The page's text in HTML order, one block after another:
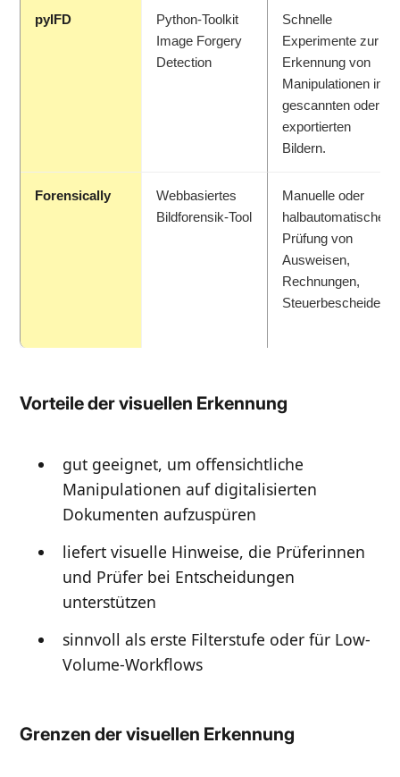
pyIFD
Python-Toolkit
Image Forgery
Detection
Schnelle
Experimente zur
Erkennung von
Manipulationen in
gescannten oder
exportierten
Bildern.
Forensically
Webbasiertes
Bildforensik-Tool
Manuelle oder
halbautomatische
Prüfung von
Ausweisen,
Rechnungen,
Steuerbescheiden.
Vorteile der visuellen Erkennung
gut geeignet, um offensichtliche
Manipulationen auf digitalisierten
Dokumenten aufzuspüren
liefert visuelle Hinweise, die Prüferinnen
und Prüfer bei Entscheidungen
unterstützen
sinnvoll als erste Filterstufe oder für Low-
Volume-Workflows
Grenzen der visuellen Erkennung